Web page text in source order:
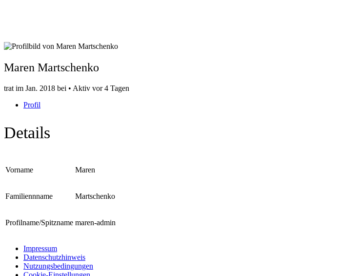
Maren Martschenko
trat im Jan. 2018 bei • Aktiv vor 4 Tagen
Profil
Details
Vorname Maren
Familiennname Martschenko
Profilname/Spitzname maren-admin
Impressum
Datenschutzhinweis
Nutzungsbedingungen